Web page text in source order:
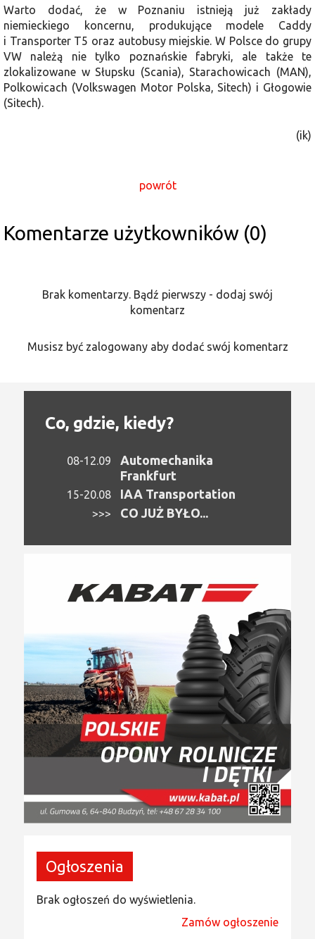
Warto dodać, że w Poznaniu istnieją już zakłady
niemieckiego koncernu, produkujące modele Caddy
i Transporter T5 oraz autobusy miejskie. W Polsce do grupy
VW należą nie tylko poznańskie fabryki, ale także te
zlokalizowane w Słupsku (Scania), Starachowicach (MAN),
Polkowicach (Volkswagen Motor Polska, Sitech) i Głogowie
(Sitech).
(ik)
powrót
Komentarze użytkowników (0)
Brak komentarzy. Bądź pierwszy - dodaj swój
komentarz
Musisz być zalogowany aby dodać swój komentarz
Co, gdzie, kiedy?
08-12.09
Automechanika
Frankfurt
15-20.08 IAA Transportation
>>> CO JUŻ BYŁO...
Ogłoszenia
Brak ogłoszeń do wyświetlenia.
Zamów ogłoszenie